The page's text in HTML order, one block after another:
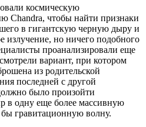
космическую
Chandra, чтобы найти признаки
в гигантскую черную дыру и
излучение, но ничего подобного
проанализировали еще
вариант, при котором
из родительской
последней с другой
было произойти
в одну еще более массивную
гравитационную волну.